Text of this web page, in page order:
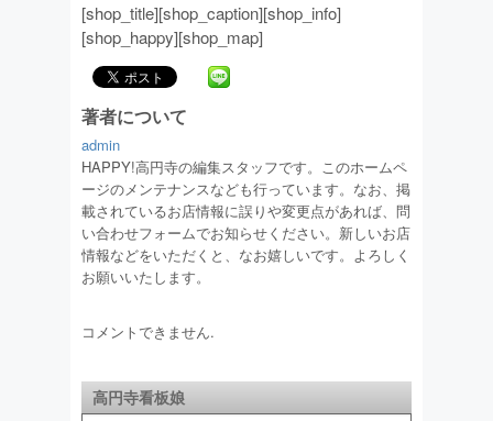
[shop_title][shop_caption][shop_info]
[shop_happy][shop_map]
著者について
admin
HAPPY!高円寺の編集スタッフです。このホームペ
ージのメンテナンスなども行っています。なお、掲
載されているお店情報に誤りや変更点があれば、問
い合わせフォームでお知らせください。新しいお店
情報などをいただくと、なお嬉しいです。よろしく
お願いいたします。
コメントできません.
高円寺看板娘